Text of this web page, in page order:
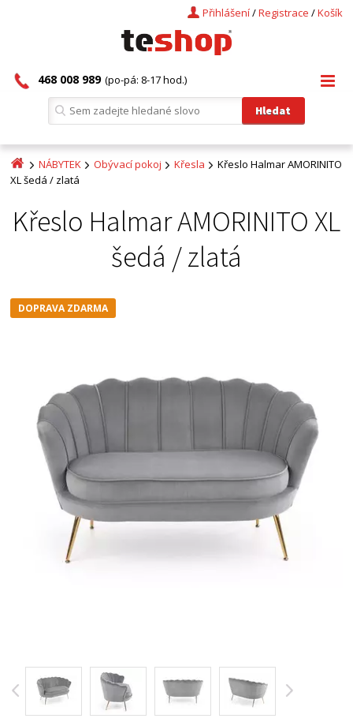
Košík
/
Registrace
/
Přihlášení
468 008 989 (po-pá: 8-17 hod.)
NÁBYTEK Obývací pokoj Křesla
Křeslo Halmar AMORINITO
XL šedá / zlatá
Křeslo Halmar AMORINITO XL
šedá / zlatá
DOPRAVA ZDARMA